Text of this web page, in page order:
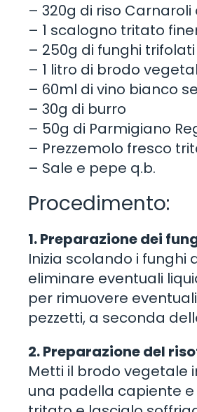
– 320g di riso Carnaroli
– 1 scalogno tritato
– 250g di funghi
– 1 litro di brodo
– 60ml di vino bianco
– 30g di burro
– 50g di Parmigiano
– Prezzemolo fresco
– Sale e pepe q.b.
Procedimento:
1. Preparazione dei
Inizia scolando i funghi
eliminare eventuali
per rimuovere
pezzetti, a seconda
2. Preparazione del
Metti il brodo vegetale
una padella capiente